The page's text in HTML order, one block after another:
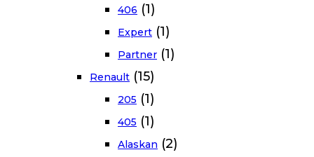
406 (1)
Expert (1)
Partner (1)
Renault (15)
205 (1)
405 (1)
Alaskan (2)